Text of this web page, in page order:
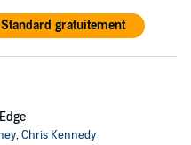
Standard gratuitement
,Chris Kennedy